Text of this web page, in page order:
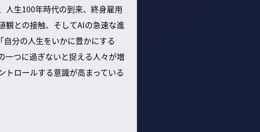
人生100年時代の到来、終身雇用
観との接触、そしてAIの急速な進
分の人生をいかに豊かにする
一つに過ぎないと捉える人々が増
ロールする意識が高まっている